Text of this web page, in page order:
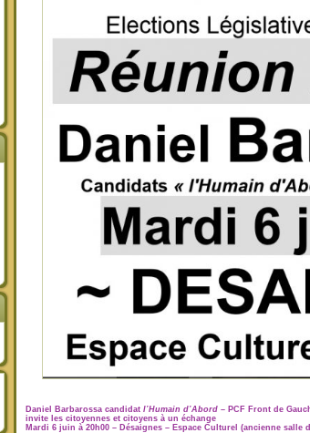
Daniel Barbarossa candidat l’Humain d’Abord – PCF Front de
invite les citoyennes et citoyens à un échange
Mardi 6 juin à 20h00 – Désaignes – Espace Culturel (ancienne salle